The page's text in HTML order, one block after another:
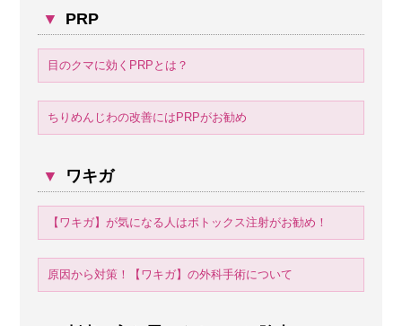
▼ PRP
目のクマに効くPRPとは？
ちりめんじわの改善にはPRPがお勧め
▼ ワキガ
【ワキガ】が気になる人はボトックス注射がお勧め！
原因から対策！【ワキガ】の外科手術について